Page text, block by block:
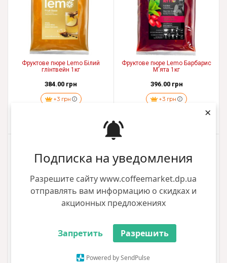
Подписка на уведомления
Разрешите сайту www.coffeemarket.dp.ua
отправлять вам информацию о скидках и
акционных предложениях
Запретить Разрешить
Powered by SendPulse
×
Фруктове пюре Lemo Білий
глінтвейн 1кг
384.00 грн
+3 грн
Фруктове пюре Lemo Барбарис
М'ята 1кг
396.00 грн
+3 грн
Фруктове пюре Lemo Вишня
Фруктове пюре Lemo Гарбуз 1кг